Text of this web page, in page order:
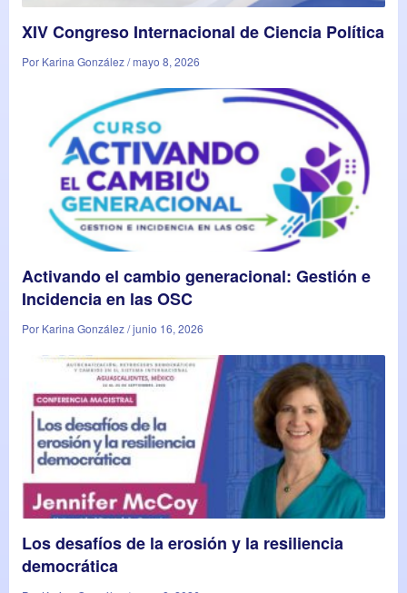
XIV Congreso Internacional de Ciencia Política
Por Karina González / mayo 8, 2026
Activando el cambio generacional: Gestión e
Incidencia en las OSC
Por Karina González / junio 16, 2026
Los desafíos de la erosión y la resiliencia
democrática